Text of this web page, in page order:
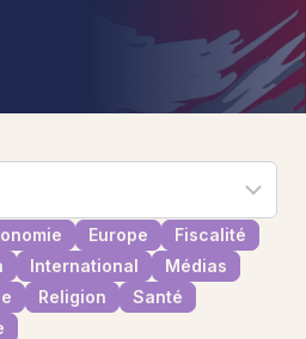
Europe
Fiscalité
International
Médias
Religion
Santé